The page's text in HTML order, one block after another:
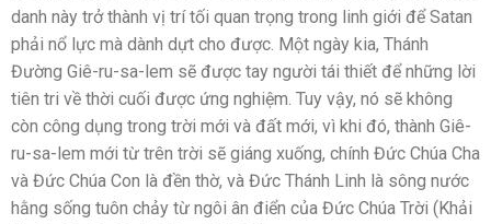
danh này trở thành vị trí tối quan trọng trong linh giới để Satan
phải nổ lực mà dành dựt cho được. Một ngày kia, Thánh
Đường Giê-ru-sa-lem sẽ được tay người tái thiết để những lời
tiên tri về thời cuối được ứng nghiệm. Tuy vậy, nó sẽ không
còn công dụng trong trời mới và đất mới, vì khi đó, thành Giê-
ru-sa-lem mới từ trên trời sẽ giáng xuống, chính Đức Chúa Cha
và Đức Chúa Con là đền thờ, và Đức Thánh Linh là sông nước
hằng sống tuôn chảy từ ngôi ân điển của Đức Chúa Trời (Khải